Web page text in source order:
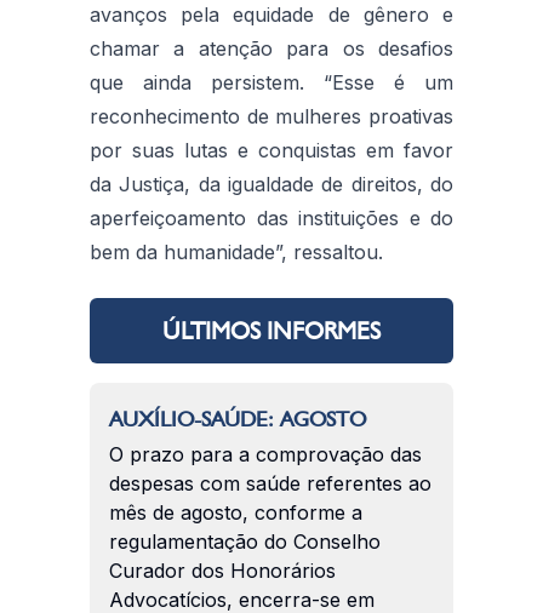
avanços pela equidade de gênero e
chamar a atenção para os desafios
que ainda persistem. “Esse é um
reconhecimento de mulheres proativas
por suas lutas e conquistas em favor
da Justiça, da igualdade de direitos, do
aperfeiçoamento das instituições e do
bem da humanidade”, ressaltou.
ÚLTIMOS INFORMES
AUXÍLIO-SAÚDE: AGOSTO
O prazo para a comprovação das
despesas com saúde referentes ao
mês de agosto, conforme a
regulamentação do Conselho
Curador dos Honorários
Advocatícios, encerra-se em